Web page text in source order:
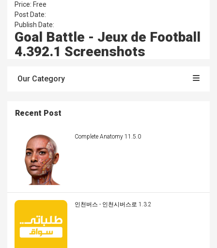
Price: Free
Post Date:
Publish Date:
Goal Battle - Jeux de Football
4.392.1 Screenshots
Our Category
Recent Post
Complete Anatomy 11.5.0
인천버스 - 인천시버스로 1.3.2